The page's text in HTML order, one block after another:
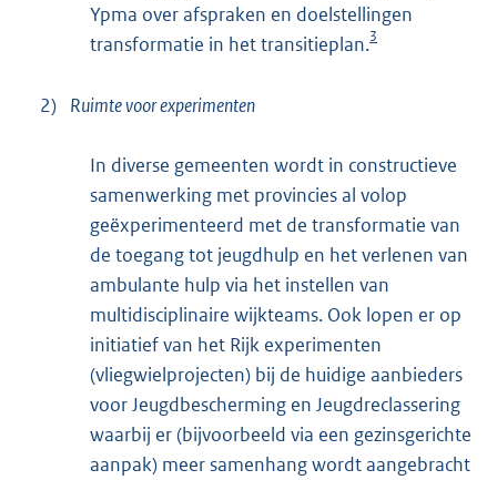
Ypma over afspraken en doelstellingen
transformatie in het transitieplan.3
2) Ruimte voor experimenten
In diverse gemeenten wordt in constructieve
samenwerking met provincies al volop
geëxperimenteerd met de transformatie van
de toegang tot jeugdhulp en het verlenen van
ambulante hulp via het instellen van
multidisciplinaire wijkteams. Ook lopen er op
initiatief van het Rijk experimenten
(vliegwielprojecten) bij de huidige aanbieders
voor Jeugdbescherming en Jeugdreclassering
waarbij er (bijvoorbeeld via een gezinsgerichte
aanpak) meer samenhang wordt aangebracht